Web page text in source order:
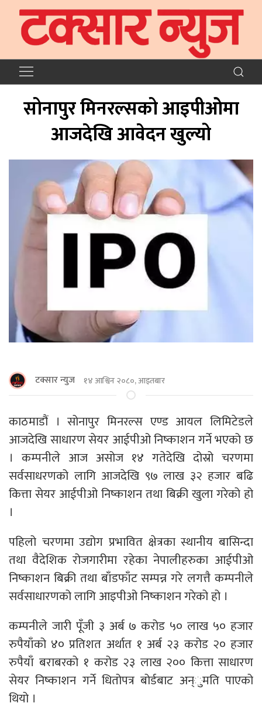
सोनापुर मिनरल्सको आइपीओमा
आजदेखि आवेदन खुल्यो
टक्सार न्युज १४ आश्विन २०८०, आइतबार
काठमाडौं । सोनापुर मिनरल्स एण्ड आयल लिमिटेडले
आजदेखि साधारण सेयर आईपीओ निष्काशन गर्ने भएको छ
। कम्पनीले आज असोज १४ गतेदेखि दोस्रो चरणमा
सर्वसाधरणको लागि आजदेखि ९७ लाख ३२ हजार बढि
कित्ता सेयर आईपीओ निष्काशन तथा बिक्री खुला गरेको हो
।
पहिलो चरणमा उद्योग प्रभावित क्षेत्रका स्थानीय बासिन्दा
तथा वैदेशिक रोजगारीमा रहेका नेपालीहरुका आईपीओ
निष्काशन बिक्री तथा बाँडफाँट सम्पन्न गरे लगत्तै कम्पनीले
सर्वसाधारणको लागि आइपीओ निष्काशन गरेको हो ।
कम्पनीले जारी पूँजी ३ अर्ब ७ करोड ५० लाख ५० हजार
रुपैयाँको ४० प्रतिशत अर्थात १ अर्ब २३ करोड २० हजार
रुपैयाँ बराबरको १ करोड २३ लाख २०० कित्ता साधारण
सेयर निष्काशन गर्ने धितोपत्र बोर्डबाट अन्ुमति पाएको
थियो ।